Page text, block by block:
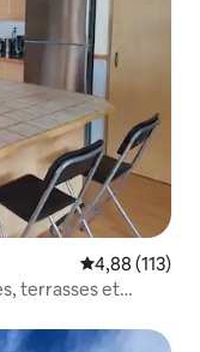
Évaluation
4,88 (113)
terrasses et